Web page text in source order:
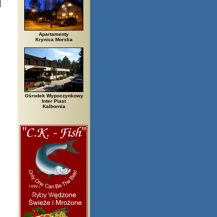
Białowieża, Bielsko Biała, Biały Bór, Biały Dunajec,
Apartamenty
Krynica Morska
Ośrodek Wypoczynkowy
Inter Piast
Kalbornia